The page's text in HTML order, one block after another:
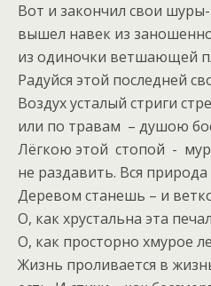
Вот и закончил свои
вышел навек из
из одиночки ветшающей
Радуйся этой последней
Воздух усталый стриги
или по травам – душою
Лёгкою этой стопой -
не раздавить. Вся природа
Деревом станешь – и
О, как хрустальна эта
О, как просторно хмурое
Жизнь проливается в